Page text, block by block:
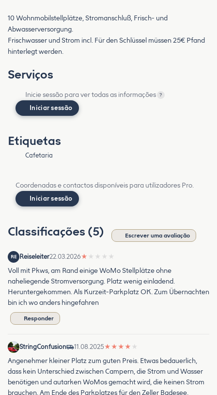
10 Wohnmobilstellplätze, Stromanschluß, Frisch- und
Abwasserversorgung.
Frischwasser und Strom incl. Für den Schlüssel müssen 25€ Pfand
hinterlegt werden.
Serviços
Inicie sessão para ver todas as informações ?
Iniciar sessão
Etiquetas
Cafetaria
Coordenadas e contactos disponíveis para utilizadores Pro.
Iniciar sessão
Classificações (5) Escrever uma avaliação
RE Reiseleiter22.03.2026★ ★ ★ ★ ★
Voll mit Pkws, am Rand einige WoMo Stellplätze ohne
naheliegende Stromversorgung. Platz wenig einladend.
Heruntergekommen. Als Kurzeit-Parkplatz OK. Zum Übernachten
bin ich wo anders hingefahren
Responder
StringConfusion 11.08.2025★ ★ ★ ★ ★
Angenehmer kleiner Platz zum guten Preis. Etwas bedauerlich,
dass kein Unterschied zwischen Campern, die Strom und Wasser
benötigen und autarken WoMos gemacht wird, die keinen Strom
brauchen. Am Ende des Parkplatzes für den Zeller Badesee,